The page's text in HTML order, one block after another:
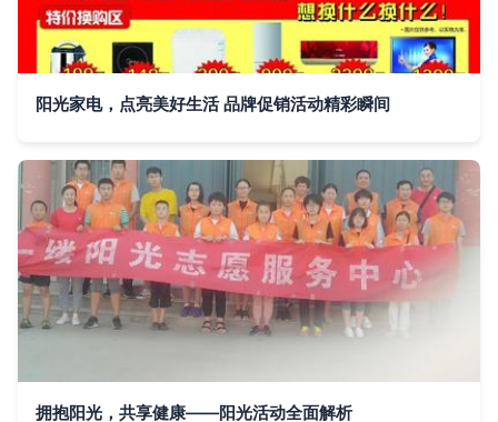
阳光家电，点亮美好生活 品牌促销活动精彩瞬间
拥抱阳光，共享健康——阳光活动全面解析